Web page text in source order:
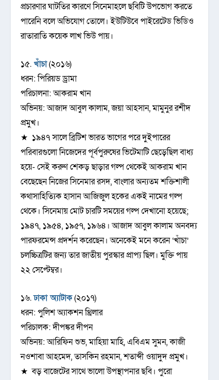
প্রচারণার ঘাটতির কারণে সিনেমাহলে ছবিটি উপভোগ করতে
পারেনি বলে অভিযোগ তোলে। ইউটিউবে পাইরেটেড ভিডিও
রাতারাতি কয়েক লাখ ভিউ পায়।
১৫.খাঁচা(২০১৬)
ধরন: পিরিয়ড ড্রামা
পরিচালনা: আকরাম খান
অভিনয়: আজাদ আবুল কালাম, জয়া আহসান, মামুনুর রশীদ
প্রমুখ।
★ ১৯৪৭ সালে ব্রিটিশ ভারত ভাগের পরে দুইপারের
পরিবারগুলো নিজেদের পূর্বপুরুষের ভিটেমাটি ছেড়েছিল বাধ্য
হয়ে- সেই করুণ শেকড় ছাড়ার গল্প থেকেই আকরাম খান
বেছেছেন নিজের সিনেমার রসদ, বাংলার অন্যতম শক্তিশালী
কথাসাহিত্যিক হাসান আজিজুল হকের একই নামের গল্প
থেকে। সিনেমায় মোট চারটি সময়ের গল্প দেখানো হয়েছে;
১৯৪৭, ১৯৫৪, ১৯৫৭, ১৯৬৪। আজাদ আবুল কালাম অনবদ্য
পারফরমেন্স প্রদর্শন করেছেন। অনেকেই মনে করেন ‘খাঁচা’
চলচ্চিত্রটির জন্য তার জাতীয় পুরস্কার প্রাপ্য ছিল। মুক্তি পায়
২২ সেপ্টেম্বর।
১৬.ঢাকা অ্যাটাক(২০১৭)
ধরন: পুলিশ অ্যাকশন থ্রিলার
পরিচালক: দীপঙ্কর দীপন
অভিনয়: আরিফিন শুভ, মাহিয়া মাহি, এবিএম সুমন, কাজী
নওশাবা আহমেদ, তাসকিন রহমান, শতাব্দী ওয়াদুদ প্রমুখ।
★ বড় বাজেটের সাথে ভালো উপস্থাপনার ছবি। পুরো